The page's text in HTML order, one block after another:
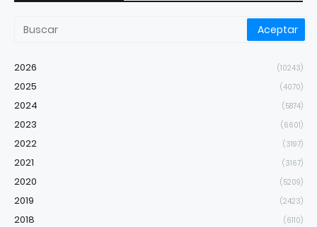
2026 (10243)
2025 (4070)
2024 (5874)
2023 (6601)
2022 (3197)
2021 (3167)
2020 (5209)
2019 (2423)
2018 (6110)